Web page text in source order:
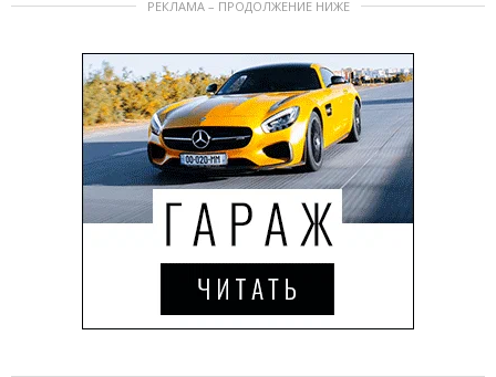
РЕКЛАМА – ПРОДОЛЖЕНИЕ НИЖЕ